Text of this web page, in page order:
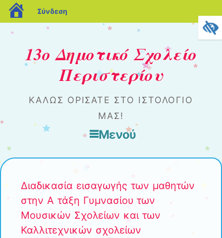
blogs.sch.gr
Σύνδεση
13ο Δημοτικό Σχολείο
Περιστερίου
ΚΑΛΏΣ ΟΡΊΣΑΤΕ ΣΤΟ ΙΣΤΟΛΌΓΙΌ
ΜΑΣ!
Μενού
Μετάβαση στο περιεχόμενο
Διαδικασία εισαγωγής των μαθητών
στην Α τάξη Γυμνασίου των
Μουσικών Σχολείων και των
Καλλιτεχνικών σχολείων